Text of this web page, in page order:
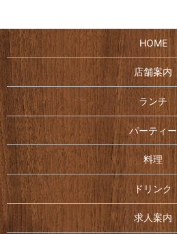
HOME
店舗案内
ランチ
パーティー
料理
ドリンク
求人案内